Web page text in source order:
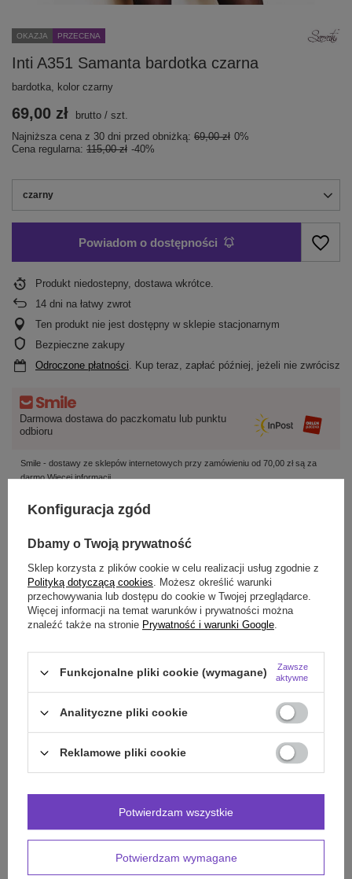
OKAZJA PRZECENA
Inti A351 Samanta bardotka czarna
bardotka, kolor czarny
czarny
69,00 zł brutto / szt.
Najniższa cena z 30 dni przed obniżką: 69,00 zł 0%
Cena regularna: 115,00 zł -40%
Powiadom o dostępności
Produkt niedostepny, dostawa wkrótce
14 dni na łatwy zwrot
Ten produkt nie jest dostępny w sklepie stacjonarnym
Bezpieczne zakupy
Odroczone płatności. Kup teraz, zapłać później, jeżeli nie zwrócisz
Darmowa dostawa do paczkomatu lub punktu
odbioru
Smile - dostawy ze sklepów internetowych przy zamówieniu od 70,00 złsą za
darmoWięcej informacji.
GŁÓWNE PARAMETRY
SZCZEGÓŁOWE DANE
Zadaj pytanie a my odpowiemy niezwłocznie,
najciekawsze pytania i odpowiedzi publikując
Zadaj pytanie
INNE PRODUKTY
PRODUCENTA:
Konfiguracja zgód
Dbamy o Twoją prywatność
Sklep korzysta z plików cookie w celu realizacji usług zgodnie z
Polityką dotyczącą cookies. Możesz określić warunki
przechowywania lub dostępu do cookie w Twojej przeglądarce.
Więcej informacji na temat warunków i prywatności można
znaleźć także na stronie Prywatność i warunki Google.
Funkcjonalne pliki cookie (wymagane)
Zawsze
aktywne
Analityczne pliki cookie
Reklamowe pliki cookie
Potwierdzam wymagane
Potwierdzam wszystkie